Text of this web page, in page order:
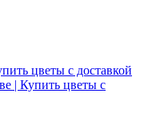
цветы с доставкой
| Купить цветы с